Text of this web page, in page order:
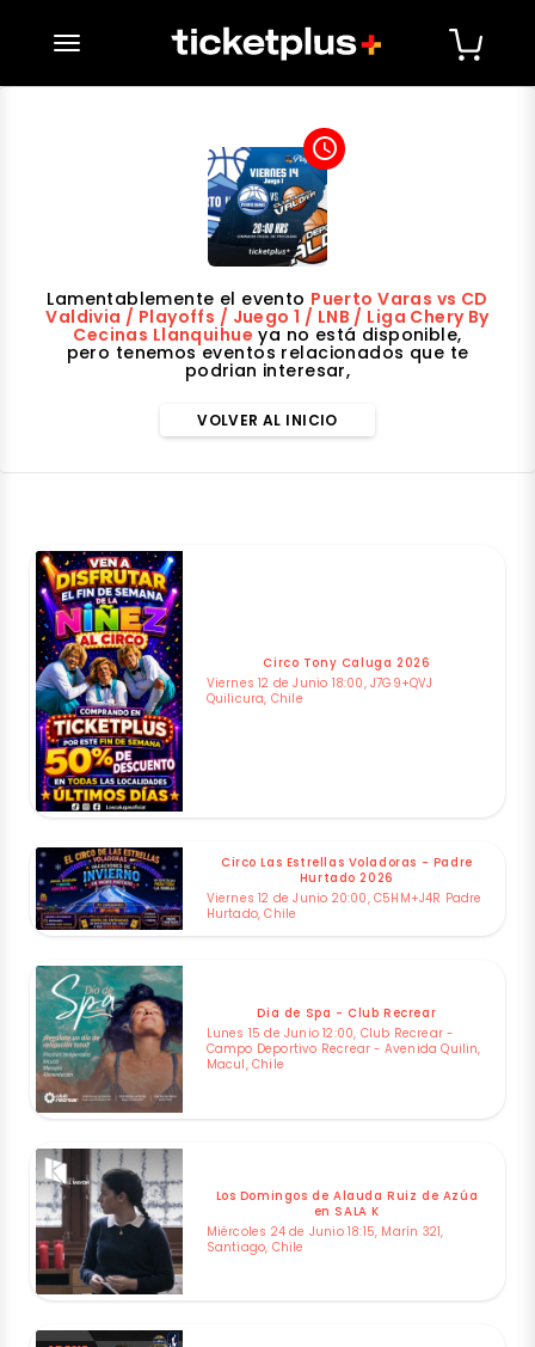
desplegar navegación
access_time
Lamentablemente el evento Puerto Varas vs CD
Valdivia / Playoffs / Juego 1 / LNB / Liga Chery By
Cecinas Llanquihue ya no está disponible,
pero tenemos eventos relacionados que te
podrian interesar,
VOLVER AL INICIO
Circo Tony Caluga 2026
Viernes 12 de Junio 18:00, J7G9+QVJ
Quilicura, Chile
Circo Las Estrellas Voladoras - Padre
Hurtado 2026
Viernes 12 de Junio 20:00, C5HM+J4R Padre
Hurtado, Chile
Dia de Spa - Club Recrear
Lunes 15 de Junio 12:00, Club Recrear -
Campo Deportivo Recrear - Avenida Quilin,
Macul, Chile
Los Domingos de Alauda Ruiz de Azúa
en SALA K
Miércoles 24 de Junio 18:15, Marín 321,
Santiago, Chile